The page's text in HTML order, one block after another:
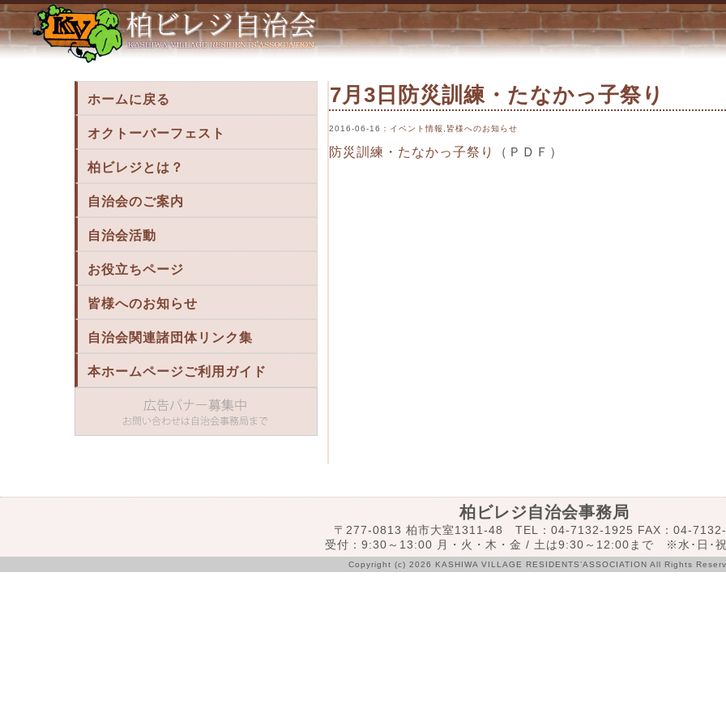
7月3日防災訓練・たなかっ子祭り « 柏ビレジ
7月3日防災訓練・たなかっ子祭り
2016-06-16 ： イベント情報 皆様へのお知らせ
防災訓練・たなかっ子祭り （ＰＤＦ）
ホームに戻る
オクトーバーフェスト
柏ビレジとは？
自治会のご案内
自治会活動
お役立ちページ
皆様へのお知らせ
自治会関連諸団体リンク集
本ホームページご利用ガイド
柏ビレジ自治会事務局
〒277-0813 柏市大室1311-48 TEL：04-7132-1925 FAX：04-
受付：9:30～13:00 月・火・木・金 / 土は9:30～12:00まで ※水･日･
Copyright (c) 2026 KASHIWA VILLAGE RESIDENTS’ASSOCIATION All Rights